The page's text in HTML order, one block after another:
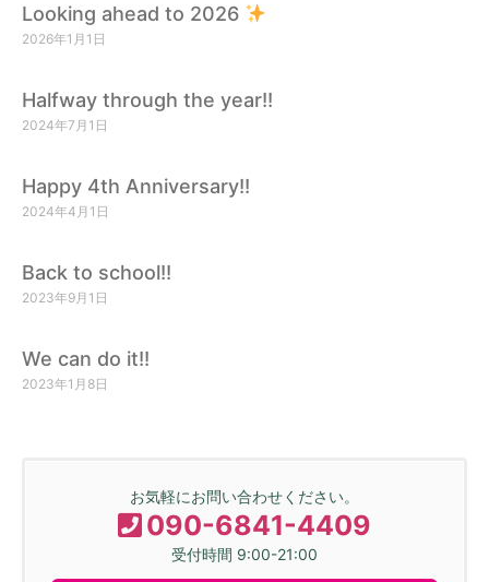
Looking ahead to 2026
2026年1月1日
Halfway through the year!!
2024年7月1日
Happy 4th Anniversary!!
2024年4月1日
Back to school!!
2023年9月1日
We can do it!!
2023年1月8日
お気軽にお問い合わせください。
090-6841-4409
受付時間 9:00-21:00